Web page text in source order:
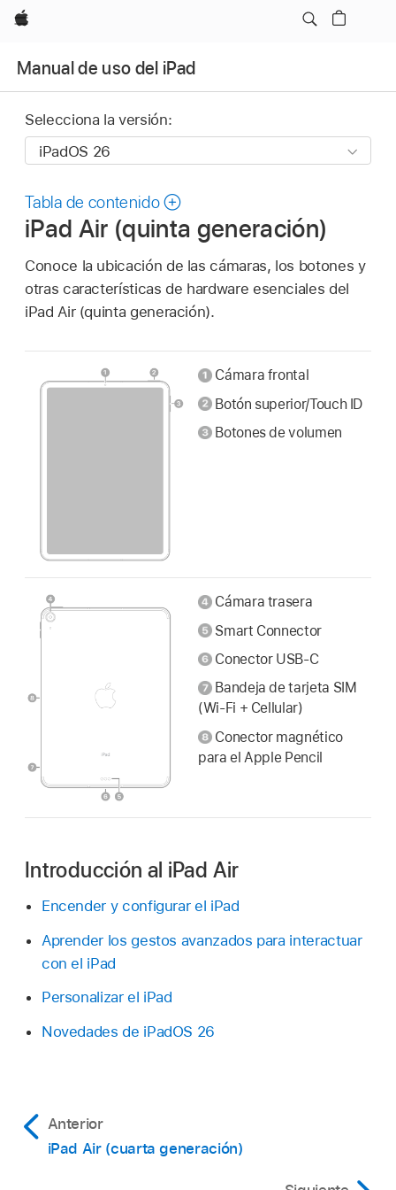
Apple
Manual de uso del iPad
Selecciona la versión:
Tabla de contenido
iPad Air (quinta generación)
Conoce la ubicación de las cámaras, los botones y
otras características de hardware esenciales del
iPad Air (quinta generación).
Cámara frontal
Botón superior/Touch ID
Botones de volumen
Cámara trasera
Smart Connector
Conector USB-C
Bandeja de tarjeta SIM
(Wi-Fi + Cellular)
Conector magnético
para el Apple Pencil
Introducción al iPad Air
Encender y configurar el iPad
Aprender los gestos avanzados para interactuar
con el iPad
Personalizar el iPad
Novedades de iPadOS 26
Anterior
iPad Air (cuarta generación)